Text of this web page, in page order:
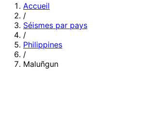
Accueil
/
Séismes par pays
/
Philippines
/
Maluñgun